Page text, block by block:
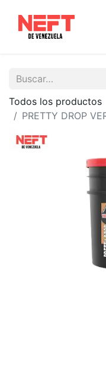
Todos los productos
PRETTY DROP